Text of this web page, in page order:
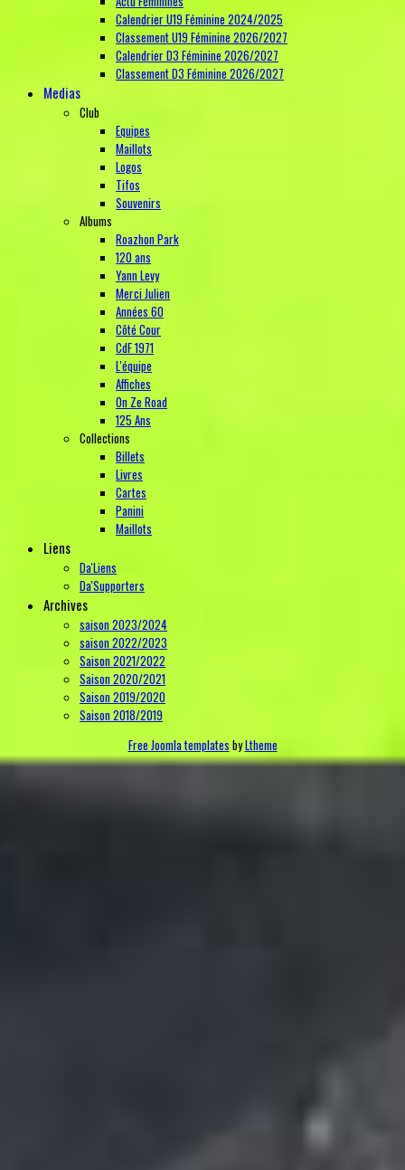
Calendrier U19 Féminine 2024/2025
Classement U19 Féminine 2026/2027
Calendrier D3 Féminine 2026/2027
Classement D3 Féminine 2026/2027
Medias
Club
Equipes
Maillots
Logos
Tifos
Souvenirs
Albums
Roazhon Park
120 ans
Yann Levy
Merci Julien
Années 60
Côté Cour
CdF 1971
L'équipe
Affiches
On Ze Road
125 Ans
Collections
Billets
Livres
Cartes
Panini
Maillots
Liens
Da'Liens
Da'Supporters
Archives
saison 2023/2024
saison 2022/2023
Saison 2021/2022
Saison 2020/2021
Saison 2019/2020
Saison 2018/2019
Free Joomla templates byLtheme